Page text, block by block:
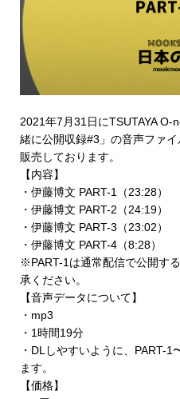
2021年7月31日にTSUTAYA O-
緒に公開収録#3」の音声ファイ
販売 しております。
【内容】
・伊藤博文 PART-1（23:28）
・伊藤博文 PART-2（24:19）
・伊藤博文 PART-3（23:02）
・伊藤博文 PART-4（8:28）
※PART-1は通常配信で公開す
承ください。
【音声データについて】
・mp3
・1時間19分
・DLしやすいように、PART-
ます。
【価格】